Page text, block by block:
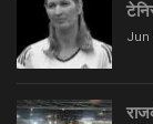
Jun